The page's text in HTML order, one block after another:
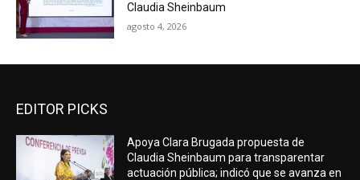
Claudia Sheinbaum
agosto 4, 2026
EDITOR PICKS
Apoya Clara Brugada propuesta de
Claudia Sheinbaum para transparentar
actuación pública; indicó que se avanza en